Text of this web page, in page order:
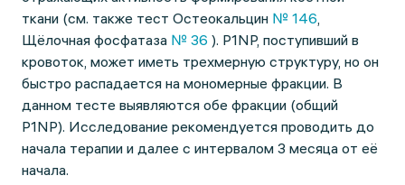
ткани (см. также тест Остеокальцин № 146,
Щёлочная фосфатаза № 36 ). P1NP, поступивший в
кровоток, может иметь трехмерную структуру, но он
быстро распадается на мономерные фракции. В
данном тесте выявляются обе фракции (общий
P1NP). Исследование рекомендуется проводить до
начала терапии и далее с интервалом 3 месяца от её
начала.